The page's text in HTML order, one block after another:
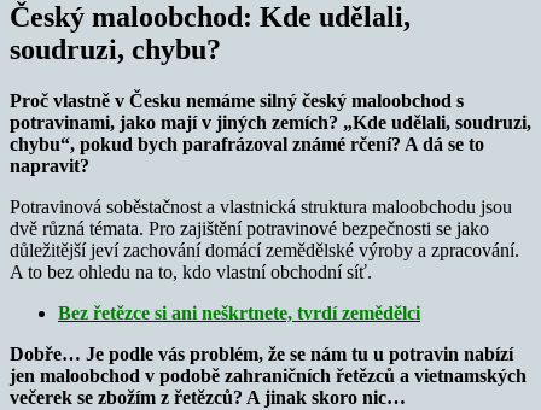
Český maloobchod: Kde udělali,
soudruzi, chybu?
Proč vlastně v Česku nemáme silný český maloobchod s
potravinami, jako mají v jiných zemích? „Kde udělali, soudruzi,
chybu“, pokud bych parafrázoval známé rčení? A dá se to
napravit?
Potravinová soběstačnost a vlastnická struktura maloobchodu jsou
dvě různá témata. Pro zajištění potravinové bezpečnosti se jako
důležitější jeví zachování domácí zemědělské výroby a zpracování.
A to bez ohledu na to, kdo vlastní obchodní síť.
Bez řetězce si ani neškrtnete, tvrdí zemědělci
Dobře… Je podle vás problém, že se nám tu u potravin nabízí
jen maloobchod v podobě zahraničních řetězců a vietnamských
večerek se zbožím z řetězců? A jinak skoro nic…